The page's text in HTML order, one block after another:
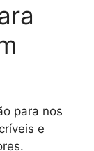
para nos
e